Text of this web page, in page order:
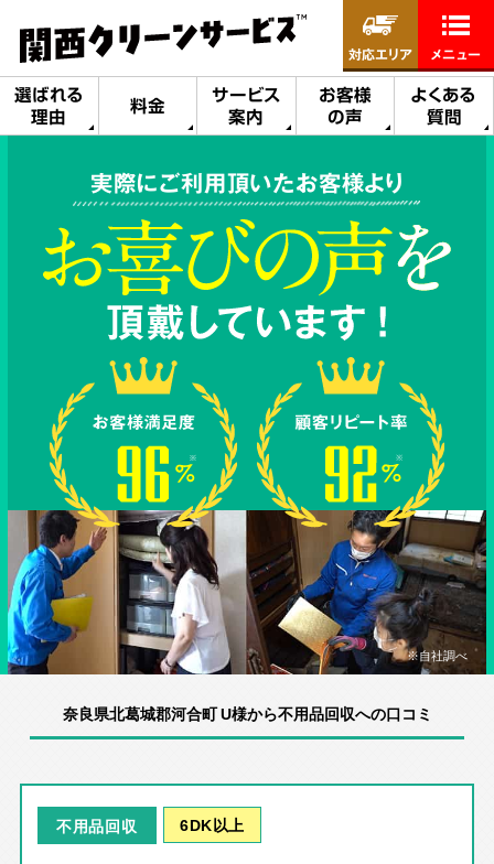
選ばれる
理由
料金
サービス
案内
お客様
の声
よくある
質問
対応エリア メニュー
実際にご利用頂いたお客様より
※自社調べ
奈良県北葛城郡河合町 U様から不用品回収への口コミ
不用品回収 6DK以上